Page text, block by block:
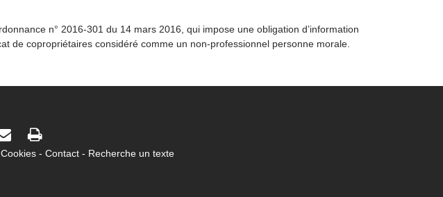
n° 2016-301 du 14 mars 2016, qui impose une obligation d’information
de copropriétaires considéré comme un non-professionnel personne morale.
Cookies Contact Recherche un texte